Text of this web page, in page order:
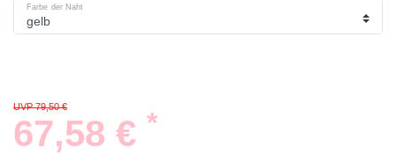
Farbe der Naht
UVP 79,50 €
67,58 € *